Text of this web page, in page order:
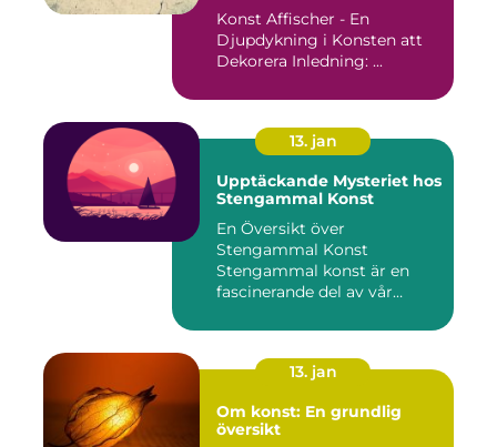
Konst Affischer - En
Djupdykning i Konsten att
Dekorera Inledning: ...
13. jan
Upptäckande Mysteriet hos
Stengammal Konst
En Översikt över
Stengammal Konst
Stengammal konst är en
fascinerande del av vår
13. jan
Om konst: En grundlig
översikt